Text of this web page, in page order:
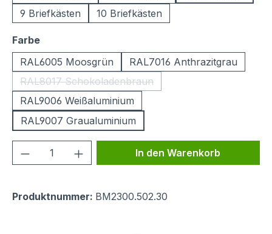
9 Briefkästen
10 Briefkästen
Farbeauswählen
RAL6005 Moosgrün
RAL7016 Anthrazitgrau
RAL8017 Schokoladenbraun
(Diese Option ist zurzeit nicht verfügbar.)
RAL9006 Weißaluminium
RAL9007 Graualuminium
Produkt Anzahl: Gib denIn den Warenkorb
Produktnummer: BM2300.502.30